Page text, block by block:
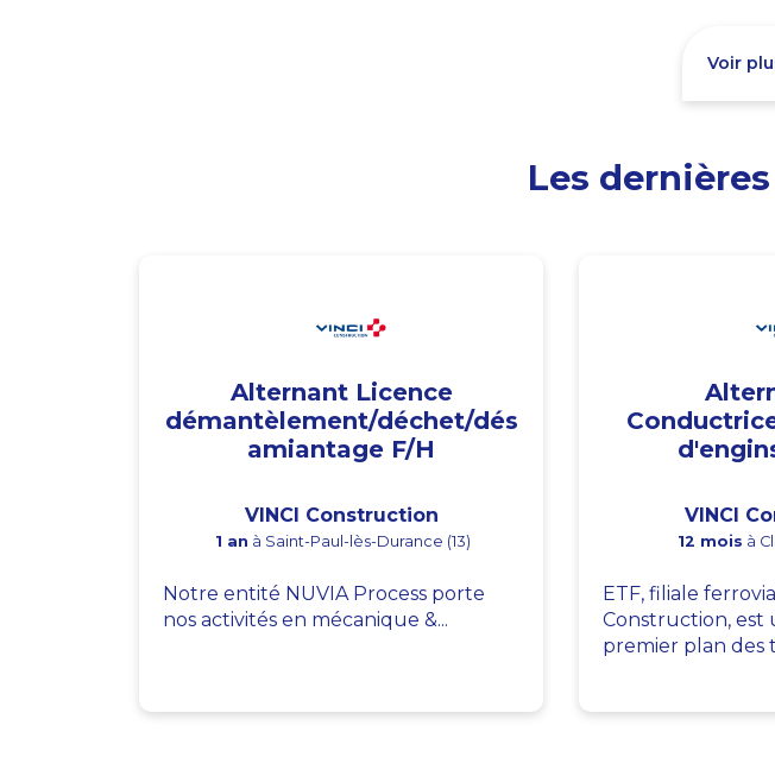
Voir
Les
Alternant Licence
démantèlement/déchet/dés
amiantage F/H
VINCI Construction
1 an à Saint-Paul-lès-Durance (13)
Notre entité NUVIA Process porte
nos activités en mécanique &...
VINCI
12 mois à
ETF, filiale
Construction, est
premier plan des